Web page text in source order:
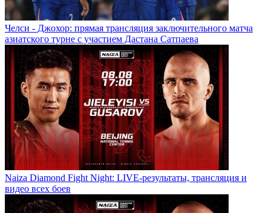
Челси - Джохор: прямая трансляция заключительного матча
азиатского турне с участием Дастана Сатпаева
Naiza Diamond Fight Night: LIVE-результаты, трансляция и
видео всех боев